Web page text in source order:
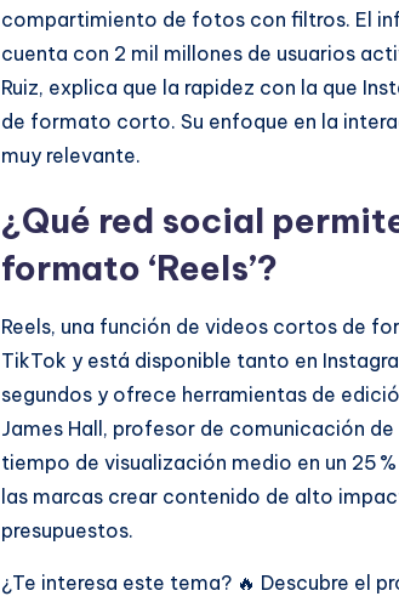
compartimiento de fotos con filtros. El
cuenta con 2 mil millones de usuarios
Ruiz, explica que la rapidez con la que
de formato corto. Su enfoque en la
muy relevante.
¿Qué red social
formato ‘Reels’?
Reels, una función de videos cortos de
TikTok y está disponible tanto en
segundos y ofrece herramientas de
James Hall, profesor de comunicación
tiempo de visualización medio en un 25
las marcas crear contenido de alto
presupuestos.
¿Te interesa este tema? 🔥 Descubre el